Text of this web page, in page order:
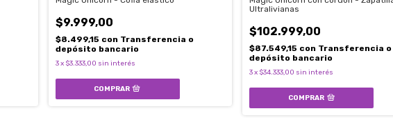
$9.999,00
$8.499,15 con Transferencia o
depósito bancario
3x $3.333,00 sin interés
Ultralivianas
$102.999,00
$87.549,15 con Transferencia o
depósito bancario
3x $34.333,00 sin interés
COMPRAR